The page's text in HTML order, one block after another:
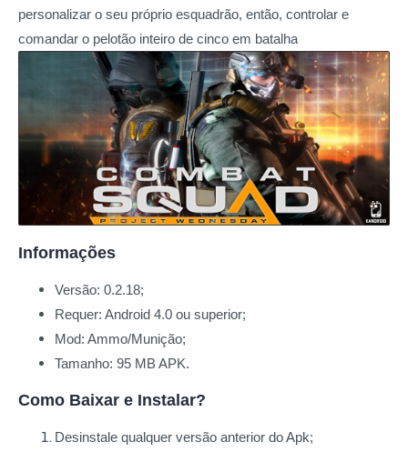
personalizar o seu próprio esquadrão, então, controlar e
comandar o pelotão inteiro de cinco em batalha
Informações
Versão: 0.2.18;
Requer: Android 4.0 ou superior;
Mod: Ammo/Munição;
Tamanho: 95 MB APK.
Como Baixar e Instalar?
Desinstale qualquer versão anterior do Apk;